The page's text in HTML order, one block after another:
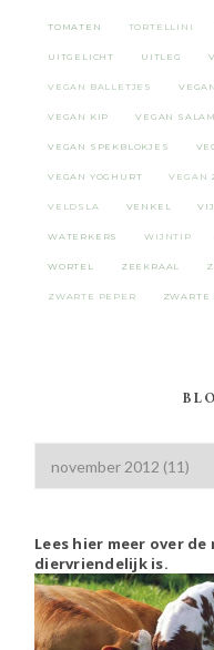
TOMATEN TORTELLINI
UITGELICHT UITLEG
VEGAN BALLETJES
VEGAN KIP VEGAN
VEGAN SPEKBLOKJES
VEGAN YOGHURT VEGAN
VELDSLA VENKEL
WATERKERS WIJNTIP
WORTEL ZEEKRAAL
ZWARTE PEPER ZWARTE
Lees hier meer over
diervriendelijk is.